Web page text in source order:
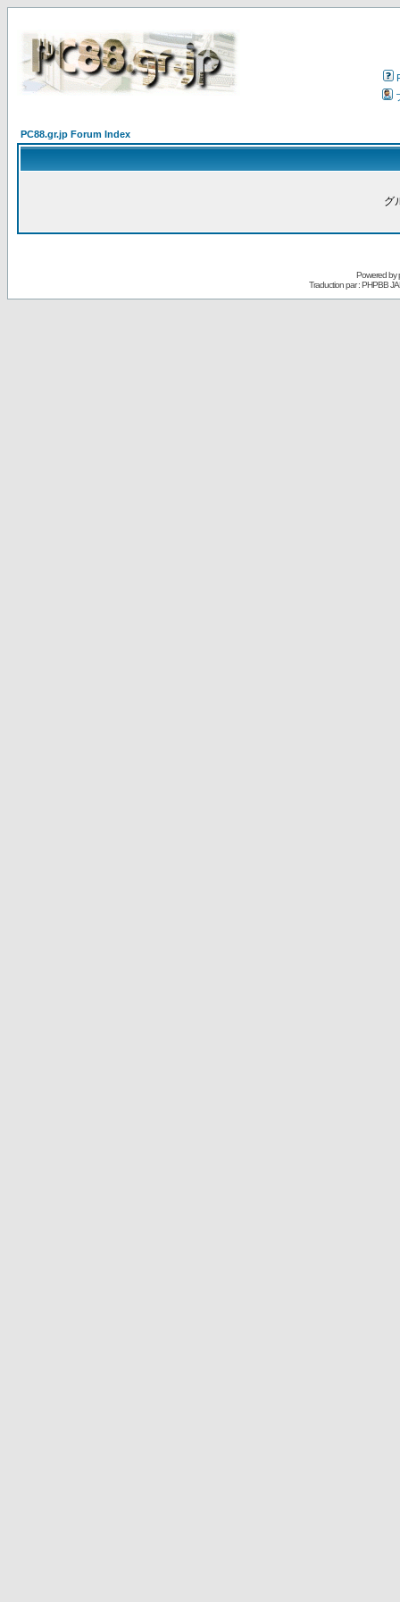
PC88.gr.jp Forum Index
グ
Powered by
Traduction par : PHPBB